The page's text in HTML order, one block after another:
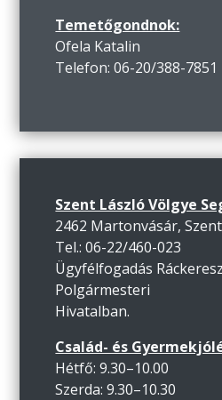
Temetőgondnok:
Ofela Katalin
Telefon: 06-20/388-7851
Szent László Völgye
2462 Martonvásár,
Tel.: 06-22/460-023
Ügyfélfogadás
Polgármesteri
Hivatalban.
Család- és
Hétfő: 9.30–10.00
Szerda: 9.30–10.30